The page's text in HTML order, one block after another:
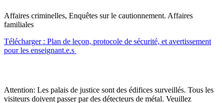
Affaires criminelles, Enquêtes sur le cautionnement. Affaires
familiales
Télécharger : Plan de leçon, protocole de sécurité, et avertissement
pour les enseignant.e.s
Attention: Les palais de justice sont des édifices surveillés. Tous les
visiteurs doivent passer par des détecteurs de métal. Veuillez